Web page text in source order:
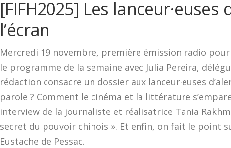
[FIFH2025] Les lanceur·euses
l’écran
Mercredi 19 novembre, première émission radio
le programme de la semaine avec Julia Pereira,
rédaction consacre un dossier aux lanceur·euses
parole ? Comment le cinéma et la littérature
interview de la journaliste et réalisatrice Tania
secret du pouvoir chinois ». Et enfin, on fait le point
Eustache de Pessac.